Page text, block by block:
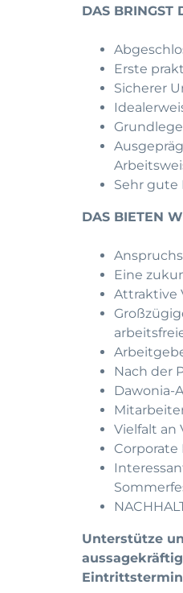
DAS BRINGST
Erste
Sicherer
Sehr gute
DAS BIETEN
Eine
Attraktive
Nach der
Dawonia-
Vielfalt an
Unterstütze